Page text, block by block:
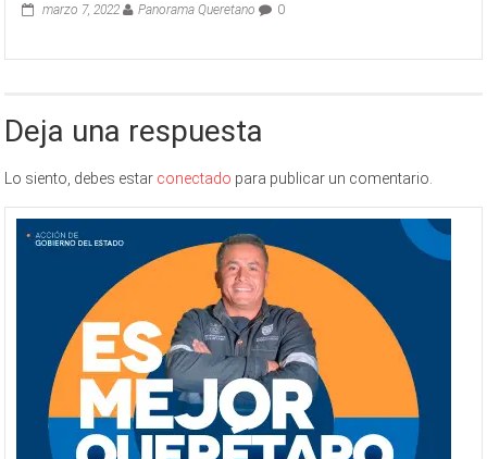
marzo 7, 2022 Panorama Queretano 0
Deja una respuesta
Lo siento, debes estar conectado para publicar un comentario.